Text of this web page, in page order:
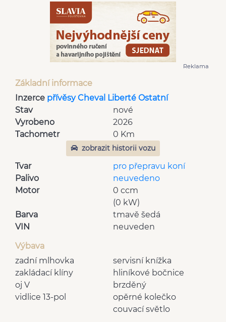
Reklama
Základní informace
Inzerce přívěsy Cheval Liberté Ostatní
Stav
nové
Vyrobeno
2026
Tachometr
0 Km
zobrazit historii vozu
Tvar
pro přepravu koní
Palivo
neuvedeno
Motor
0 ccm
(0 kW)
Barva
tmavě šedá
VIN
neuveden
Výbava
servisní knížka
zadní mlhovka
hliníkové bočnice
zakládací klíny
brzděný
oj V
opěrné kolečko
vidlice 13-pol
couvací světlo